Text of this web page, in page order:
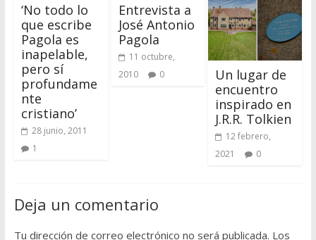
‘No todo lo
que escribe
Pagola es
inapelable,
pero sí
profundame
nte
cristiano’
28 junio, 2011
1
Entrevista a
José Antonio
Pagola
11 octubre,
2010
0
Un lugar de
encuentro
inspirado en
J.R.R. Tolkien
12 febrero,
2021
0
Deja un comentario
Tu dirección de correo electrónico no será publicada. Los